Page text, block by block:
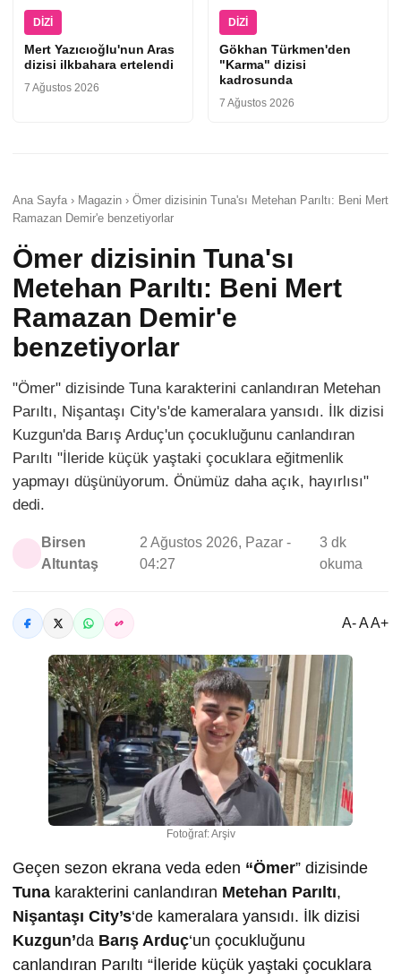
DIZI
Mert Yazıcıoğlu'nun Aras
dizisi ilkbahara ertelendi
7 Ağustos 2026
DIZI
Gökhan Türkmen'den
"Karma" dizisi
kadrosunda
7 Ağustos 2026
Ana Sayfa › Magazin › Ömer dizisinin Tuna'sı Metehan Parıltı: Beni Mert
Ramazan Demir'e benzetiyorlar
Ömer dizisinin Tuna'sı
Metehan Parıltı: Beni Mert
Ramazan Demir'e
benzetiyorlar
"Ömer" dizisinde Tuna karakterini canlandıran Metehan
Parıltı, Nişantaşı City's'de kameralara yansıdı. İlk dizisi
Kuzgun'da Barış Arduç'un çocukluğunu canlandıran
Parıltı "İleride küçük yaştaki çocuklara eğitmenlik
yapmayı düşünüyorum. Önümüz daha açık, hayırlısı"
dedi.
Birsen
Altuntaş
2 Ağustos 2026, Pazar -
04:27
3 dk
okuma
A- A A+
Fotoğraf: Arşiv
Geçen sezon ekrana veda eden “Ömer” dizisinde
Tuna karakterini canlandıran Metehan Parıltı,
Nişantaşı City’s‘de kameralara yansıdı. İlk dizisi
Kuzgun’da Barış Arduç‘un çocukluğunu
canlandıran Parıltı “İleride küçük yaştaki çocuklara